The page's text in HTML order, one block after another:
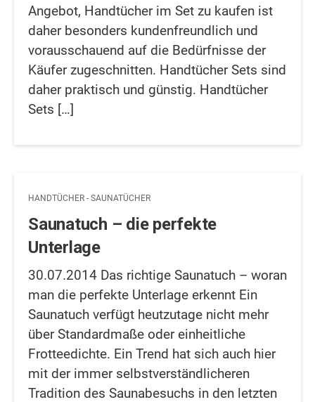
Angebot, Handtücher im Set zu kaufen ist
daher besonders kundenfreundlich und
vorausschauend auf die Bedürfnisse der
Käufer zugeschnitten. Handtücher Sets sind
daher praktisch und günstig. Handtücher
Sets […]
HANDTÜCHER - SAUNATÜCHER
Saunatuch – die perfekte
Unterlage
30.07.2014 Das richtige Saunatuch – woran
man die perfekte Unterlage erkennt Ein
Saunatuch verfügt heutzutage nicht mehr
über Standardmaße oder einheitliche
Frotteedichte. Ein Trend hat sich auch hier
mit der immer selbstverständlicheren
Tradition des Saunabesuchs in den letzten